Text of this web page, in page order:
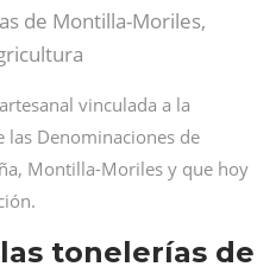
vinculada a la
las Denominaciones de
Montilla-Moriles y que hoy
tonelerías de